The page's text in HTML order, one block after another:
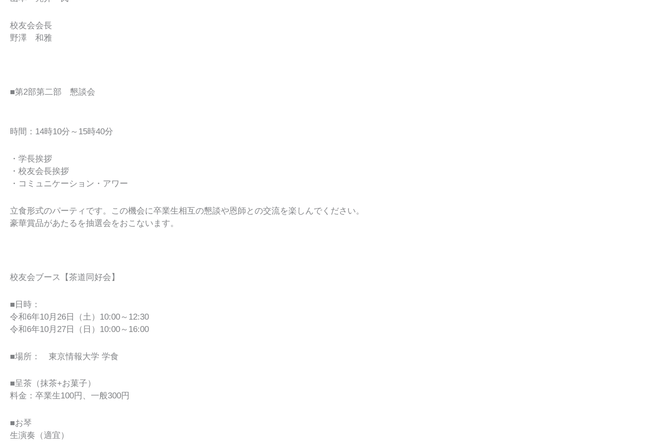
校友会会長
野澤 和雅​
■第2部第二部 懇談会
時間：14時10分～15時40分
・学長挨拶
・校友会長挨拶
・コミュニケーション・アワー
立食形式のパーティです。この機会に卒業生相互の懇談や恩師との交流を楽しんでください。
豪華賞品があたるを抽選会をおこないます。
校友会ブース【茶道同好会】
■日時：
令和6年10月26日（土）10:00～12:30
令和6年10月27日（日）10:00～16:00
■場所： 東京情報大学 学食
■呈茶（抹茶+お菓子）
料金：卒業生100円、一般300円
■お琴
生演奏（適宜）